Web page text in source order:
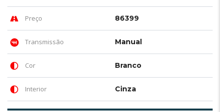
Preço 86399
Transmissão Manual
Cor Branco
Interior Cinza